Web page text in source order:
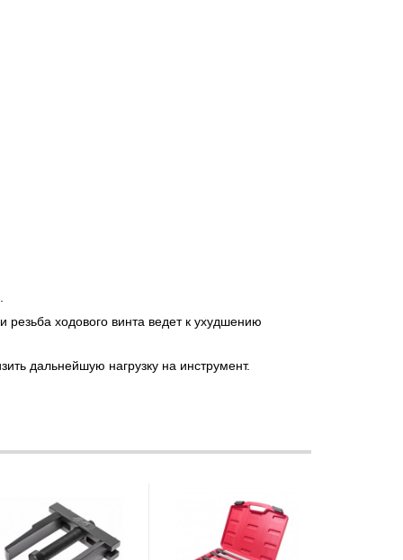
ходового винта ведет к ухудшению
дальнейшую нагрузку на инструмент.